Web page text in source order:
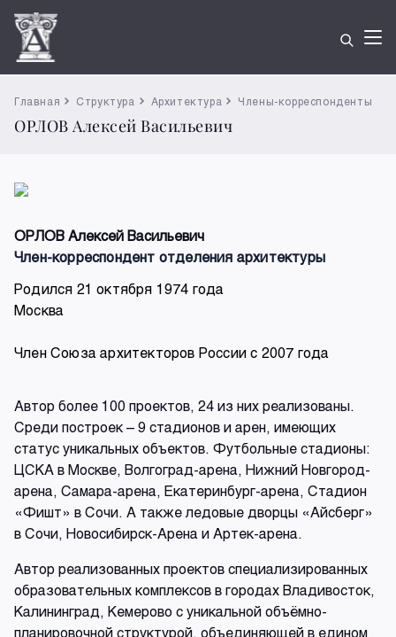
Главная Структура Архитектура Члены-корреспонденты
ОРЛОВ Алексей Васильевич
ОРЛОВ Алексей Васильевич
Член-корреспондент отделения архитектуры
Родился 21 октября 1974 года
Москва
Член Союза архитекторов России c 2007 года
Автор более 100 проектов, 24 из них реализованы.
Среди построек – 9 стадионов и арен, имеющих
статус уникальных объектов. Футбольные стадионы:
ЦСКА в Москве, Волгоград-арена, Нижний Новгород-
арена, Самара-арена, Екатеринбург-арена, Стадион
«Фишт» в Сочи. А также ледовые дворцы «Айсберг»
в Сочи, Новосибирск-Арена и Артек-арена.
Автор реализованных проектов специализированных
образовательных комплексов в городах Владивосток,
Калининград, Кемерово с уникальной объёмно-
планировочной структурой, объединяющей в едином